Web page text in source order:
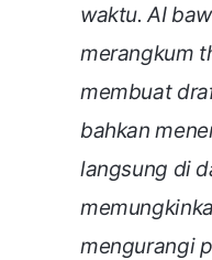
waktu. AI
merangkum
membuat
bahkan
langsung di
mengurangi